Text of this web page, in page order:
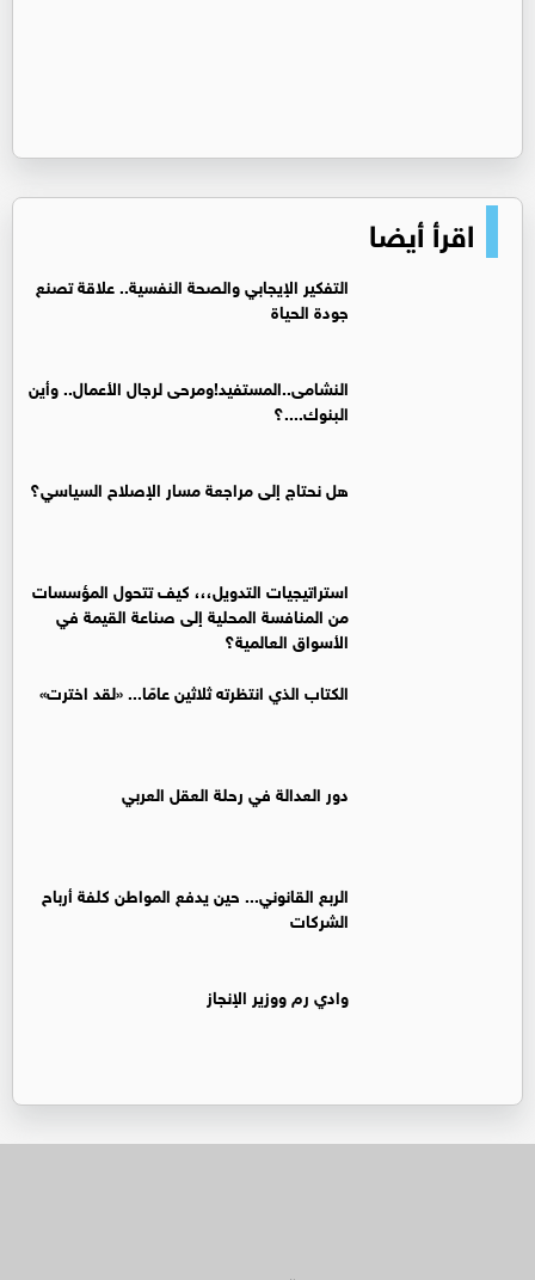
اقرأ أيضا
التفكير الإيجابي والصحة النفسية.. علاقة تصنع
جودة الحياة
النشامى..المستفيد!ومرحى لرجال الأعمال.. وأين
البنوك....؟
هل نحتاج إلى مراجعة مسار الإصلاح السياسي؟
استراتيجيات التدويل،،، كيف تتحول المؤسسات
من المنافسة المحلية إلى صناعة القيمة في
الأسواق العالمية؟
الكتاب الذي انتظرته ثلاثين عامًا... «لقد اخترت»
دور العدالة في رحلة العقل العربي
الربع القانوني... حين يدفع المواطن كلفة أرباح
الشركات
وادي رم ووزير الإنجاز